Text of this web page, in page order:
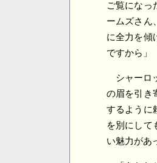
ご覧になっ
ームズさん
に全力を傾
ですから」
シャーロ
の眉を引き
するように
を別にして
い魅力があ